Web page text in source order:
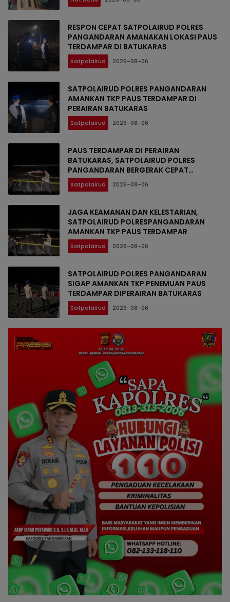
RESPON CEPAT SATPOLAIRUD POLRES
PANGANDARAN AMANAKAN LOKASI PAUS
TERDAMPAR DI BATUKARAS
Satpolairud 2026-08-06
SATPOLAIRUD POLRES PANGANDARAN
AMANKAN TKP PAUS TERDAMPAR DI
PERAIRAN BATUKARAS
Satpolairud 2026-08-06
PAUS TERDAMPAR DI PERAIRAN
BATUKARAS, SATPOLAIRUD POLRES
PANGANDARAN BERGERAK CEPAT
AMANKAN LOKASI
Satpolairud 2026-08-06
JAGA KEAMANAN DAN KELESTARIAN,
SATPOLAIRUD POLRESPANGANDARAN
AMANKAN TKP PAUS TERDAMPAR
Satpolairud 2026-08-06
SATPOLAIRUD POLRES PANGANDARAN
SIGAP AMANKAN TKP PENEMUAN PAUS
TERDAMPAR DIPERAIRAN BATUKARAS
Satpolairud 2026-08-06